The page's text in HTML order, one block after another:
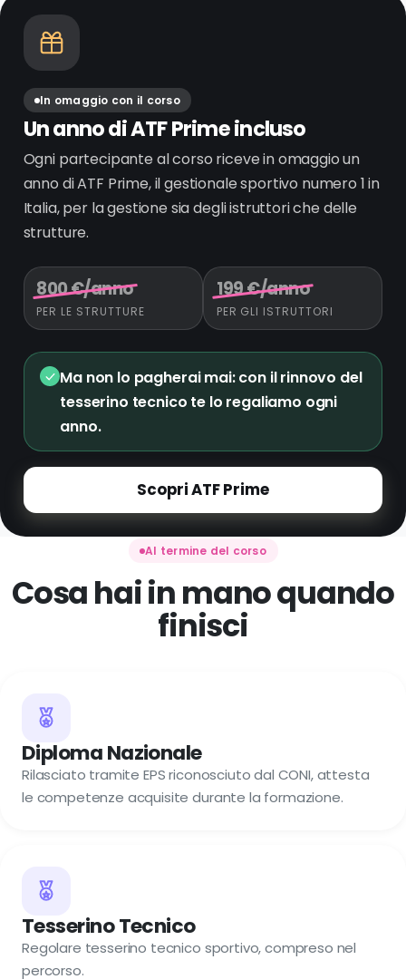
In omaggio con il corso
Un anno di ATF Prime incluso
Ogni partecipante al corso riceve in omaggio un
anno di ATF Prime, il gestionale sportivo numero 1 in
Italia, per la gestione sia degli istruttori che delle
strutture.
800 €/anno
PER LE STRUTTURE
199 €/anno
PER GLI ISTRUTTORI
Ma non lo pagherai mai: con il rinnovo del
tesserino tecnico te lo regaliamo ogni
anno.
Scopri ATF Prime
Al termine del corso
Cosa hai in mano quando
finisci
Diploma Nazionale
Rilasciato tramite EPS riconosciuto dal CONI, attesta
le competenze acquisite durante la formazione.
Tesserino Tecnico
Regolare tesserino tecnico sportivo, compreso nel
percorso.